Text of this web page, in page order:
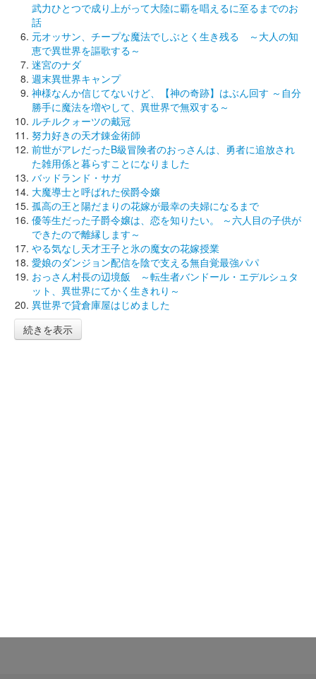
武力ひとつで成り上がって大陸に覇を唱えるに至るまでのお
話
元オッサン、チープな魔法でしぶとく生き残る ～大人の知
恵で異世界を謳歌する～
迷宮のナダ
週末異世界キャンプ
神様なんか信じてないけど、【神の奇跡】はぶん回す ～自分
勝手に魔法を増やして、異世界で無双する～
ルチルクォーツの戴冠
努力好きの天才錬金術師
前世がアレだったB級冒険者のおっさんは、勇者に追放され
た雑用係と暮らすことになりました
バッドランド・サガ
大魔導士と呼ばれた侯爵令嬢
孤高の王と陽だまりの花嫁が最幸の夫婦になるまで
優等生だった子爵令嬢は、恋を知りたい。 ～六人目の子供が
できたので離縁します～
やる気なし天才王子と氷の魔女の花嫁授業
愛娘のダンジョン配信を陰で支える無自覚最強パパ
おっさん村長の辺境飯 ～転生者バンドール・エデルシュタ
ット、異世界にてかく生きれり～
異世界で貸倉庫屋はじめました
続きを表示